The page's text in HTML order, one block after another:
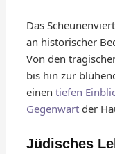
Das
an historischer
Von den
bis hin zur
einentiefen
Gegenwart der
Jüdisches